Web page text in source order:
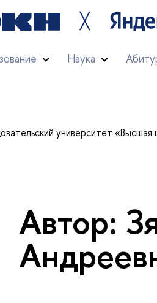
╳
Наука
университет «Высшая
Автор: